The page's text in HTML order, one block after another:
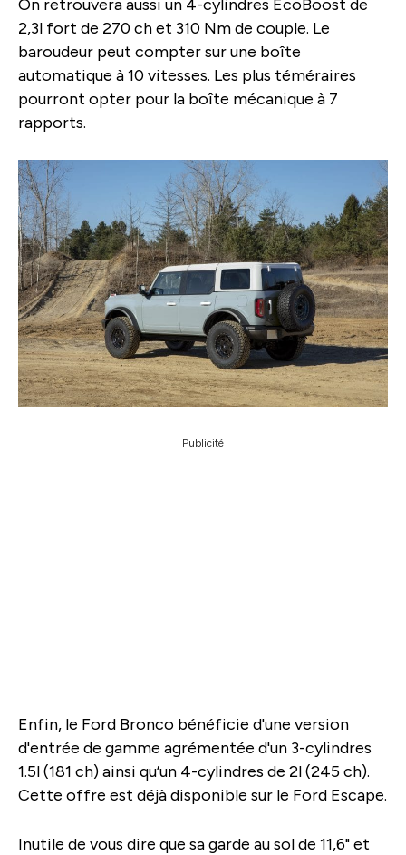
On retrouvera aussi un 4-cylindres EcoBoost de
2,3l fort de 270 ch et 310 Nm de couple. Le
baroudeur peut compter sur une boîte
automatique à 10 vitesses. Les plus téméraires
pourront opter pour la boîte mécanique à 7
rapports.
Publicité
Enfin, le Ford Bronco bénéficie d'une version
d'entrée de gamme agrémentée d'un 3-cylindres
1.5l (181 ch) ainsi qu’un 4-cylindres de 2l (245 ch).
Cette offre est déjà disponible sur le Ford Escape.
Inutile de vous dire que sa garde au sol de 11,6" et